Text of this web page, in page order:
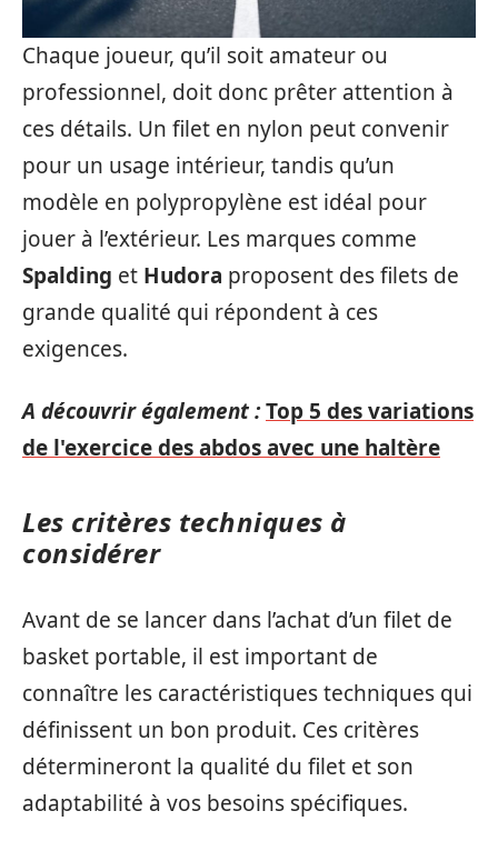
Chaque joueur, qu’il soit amateur ou
professionnel, doit donc prêter attention à
ces détails. Un filet en nylon peut convenir
pour un usage intérieur, tandis qu’un
modèle en polypropylène est idéal pour
jouer à l’extérieur. Les marques comme
Spalding et Hudora proposent des filets de
grande qualité qui répondent à ces
exigences.
A découvrir également :Top 5 des variations
de l'exercice des abdos avec une haltère
Les critères techniques à
considérer
Avant de se lancer dans l’achat d’un filet de
basket portable, il est important de
connaître les caractéristiques techniques qui
définissent un bon produit. Ces critères
détermineront la qualité du filet et son
adaptabilité à vos besoins spécifiques.